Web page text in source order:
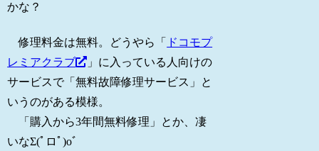
かな？
修理料金は無料。どうやら「
ドコモプ
レミアクラブ
」に入っている人向けの
サービスで「無料故障修理サービス」と
いうのがある模様。
「購入から3年間無料修理」とか、凄
いなΣ(ﾟロﾟ)oﾞ